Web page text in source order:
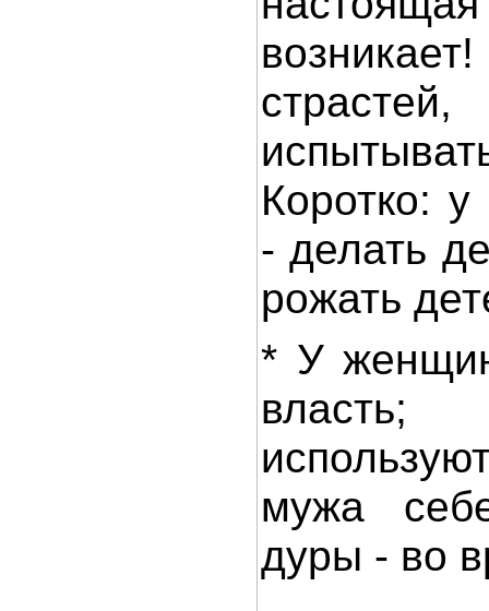
Коротко:
- делать
рожать
* У
мужа
дуры - во